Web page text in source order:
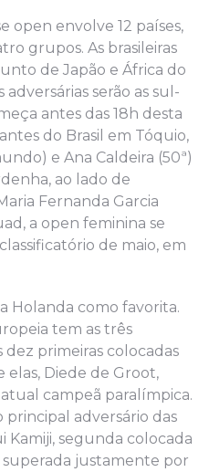
open envolve 12 países,
grupos. As brasileiras
de Japão e África do
serão as sul-
antes das 18h desta
do Brasil em Tóquio,
e Ana Caldeira (50ª)
ao lado de
Fernanda Garcia
a open feminina se
de maio, em
Holanda como favorita.
tem as três
primeiras colocadas
Diede de Groot,
campeã paralímpica.
principal adversário das
Kamiji, segunda colocada
superada justamente por